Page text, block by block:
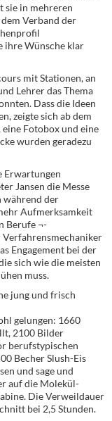
sie in mehreren
Verband der
ihre Wünsche klar
mit Stationen, an
Lehrer das Thema
Dass die Ideen
zeigte sich ab dem
eine Fotobox und eine
wurden geradezu
Erwartungen
Jansen die Messe
während der
Aufmerksamkeit
Berufe ¬-
Verfahrensmechaniker
Engagement bei der
sich wie die meisten
muss.
jung und frisch
gelungen: 1660
2100 Bilder
berufstypischen
Becher Slush-Eis
und sage und
auf die Molekül-
Die Verweildauer
bei 2,5 Stunden.